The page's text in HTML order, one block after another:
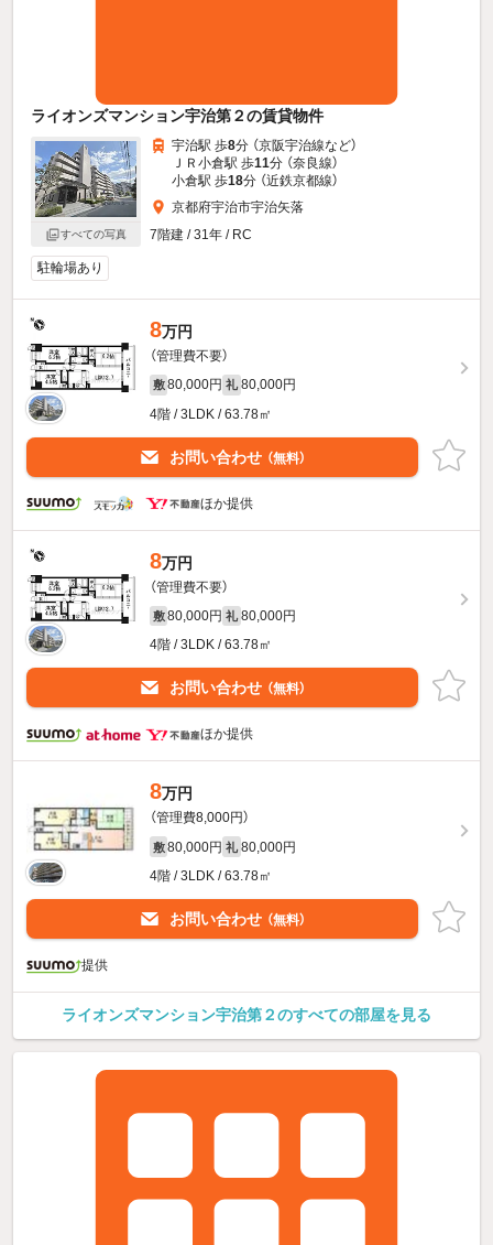
ライオンズマンション宇治第２の賃貸物件
すべての写真
宇治駅 歩8分 （京阪宇治線など）
ＪＲ小倉駅 歩11分 （奈良線）
小倉駅 歩18分 （近鉄京都線）
京都府宇治市宇治矢落
7階建 / 31年 / RC
駐輪場あり
8万円
（管理費不要）
敷 80,000円 礼 80,000円
4階 / 3LDK / 63.78㎡
お問い合わせ （無料）
ほか提供
8万円
（管理費不要）
敷 80,000円 礼 80,000円
4階 / 3LDK / 63.78㎡
お問い合わせ （無料）
ほか提供
8万円
（管理費8,000円）
敷 80,000円 礼 80,000円
4階 / 3LDK / 63.78㎡
お問い合わせ （無料）
提供
ライオンズマンション宇治第２のすべての部屋を見る